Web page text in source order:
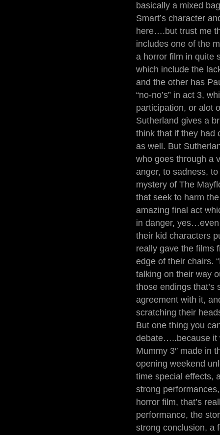
basically a mixed
Smart’s character
here….but trust me
includes one of the
a horror film in quite
which include the
and the other has
“no-no’s” in act 3,
participation, or alot
Sutherland gives a
think that if they had
as well. But
who goes through a
anger, to sadness,
mystery of The
that seek to harm
amazing final act
in danger,
their kid characters
really gave the films
edge of their chairs.
talking on their way
those endings
agreement with it,
scratching their
But one thing you
debate…..because it
Mummy 3″ made in
opening weekend
time special effects,
strong
horror film, that’s
performance, the
strong conclusion, a